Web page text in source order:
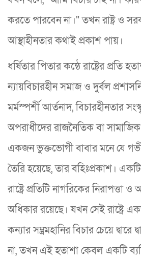
করতে পারবেন না।" তখন রাষ্ট্র ও
আস্থাহীনতার কথাই প্রকাশ পায়।
ধর্ষিতার পিতার কন্ঠে রাষ্ট্রের প্রতি
ন্যায়বিচারহীন সমাজ ও দুর্বল
মর্মস্পর্শী আর্তনাদ, বিচারহীনতার
অপরাধীদের রাজনৈতিক বা
একজন ভুক্তভোগী বাবার মনে যে
তৈরি হয়েছে, তার বহিঃপ্রকাশ।
রাষ্ট্রে প্রতিটি নাগরিকের
অধিকার রয়েছে। যখন সেই রাষ্ট্রে
কন্যার সম্ভ্রমহানির বিচার চেয়ে দ্বারে
না, তখন এই হতাশা কেবল একটি